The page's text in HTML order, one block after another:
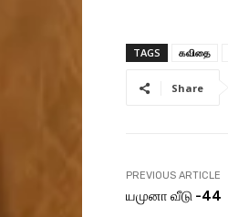
TAGS கவிதை
Share
PREVIOUS ARTICLE
யமுனா வீடு -44